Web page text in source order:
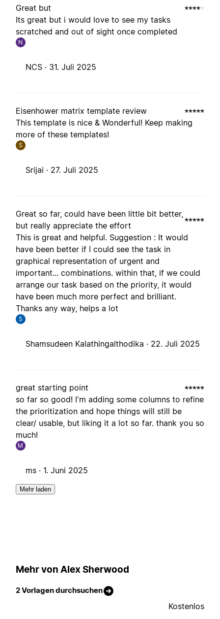
Great but
Its great but i would love to see my tasks
scratched and out of sight once completed
N
NCS · 31. Juli 2025
Eisenhower matrix template review
This template is nice & Wonderful! Keep making
more of these templates!
S
Srijai · 27. Juli 2025
Great so far, could have been little bit better,
but really appreciate the effort
This is great and helpful. Suggestion : It would
have been better if I could see the task in
graphical representation of urgent and
important... combinations. within that, if we could
arrange our task based on the priority, it would
have been much more perfect and brilliant.
Thanks any way, helps a lot
S
Shamsudeen Kalathingalthodika · 22. Juli 2025
great starting point
so far so good! I'm adding some columns to refine
the prioritization and hope things will still be
clear/ usable, but liking it a lot so far. thank you so
much!
M
ms · 1. Juni 2025
Mehr laden
Mehr von Alex Sherwood
2 Vorlagen durchsuchen
Kostenlos